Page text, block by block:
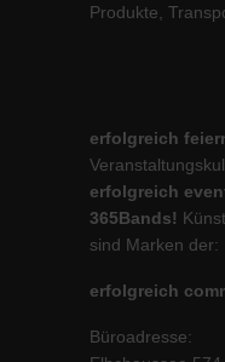
Produkte,
erfolgreich
erfolgreich
365Bands!
sind Marken der:
erfolgreich
Büroadresse: